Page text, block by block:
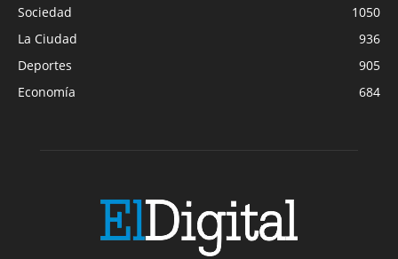
Sociedad
1050
La Ciudad
936
Deportes
905
Economía
684